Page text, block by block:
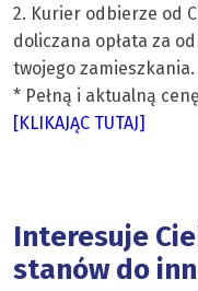
2. Kurier odbierze od
doliczana opłata za
twojego zamieszkania.
* Pełną i aktualną
[KLIKAJĄC TUTAJ]
Interesuje
stanów do